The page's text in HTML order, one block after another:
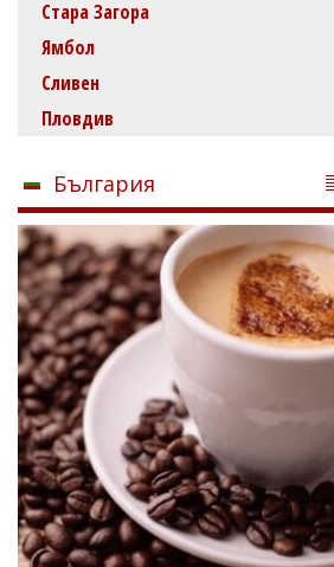
Стара Загора
Ямбол
Сливен
Пловдив
България